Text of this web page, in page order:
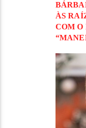
ÀS
COM O